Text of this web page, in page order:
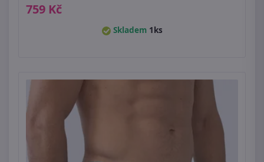
759 Kč
Skladem 1ks